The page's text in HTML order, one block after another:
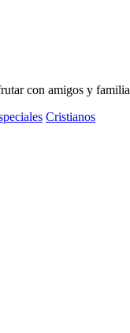
con amigos y familia
Cristianos